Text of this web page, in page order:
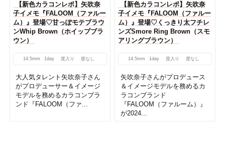
【新色カラコンレポ】矢吹奈
子イメモ『FALOOM（ファルー
ム）』登場♡甘っぽモテブラウ
ンWhip Brown（ホイップブラ
ウン）
14.5mm 1day 度入り 度なし
大人気タレント矢吹奈子さん
がプロデューサー＆イメージ
モデルを務めるカラコンブラ
ンド『FALOOM（ファ...
【新色カラコンレポ】矢吹奈
子イメモ『FALOOM（ファルー
ム）』登場♡くっきり太フチレ
ンズSmore Ring Brown（スモ
アリングブラウン）
14.5mm 1day 度入り 度なし
矢吹奈子さんがプロデュース
＆イメージモデルを務めるカ
ラコンブランド
『FALOOM（ファルーム）』
が2024...